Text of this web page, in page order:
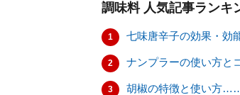
調味料人気記事ランキ
1 七味唐辛子の効果・
2 ナンプラーの使い方と
3 胡椒の特徴と使い方